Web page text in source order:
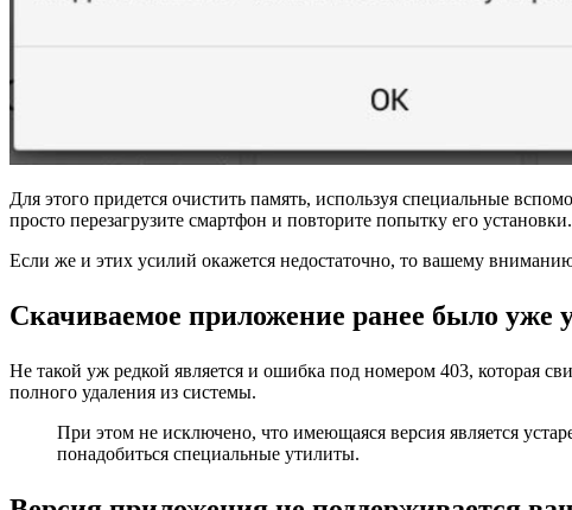
Для этого придется очистить память, используя специальные
просто перезагрузите смартфон и повторите попытку его установки.
Если же и этих усилий окажется недостаточно, то вашему
Скачиваемое приложение ранее было уже
Не такой уж редкой является и ошибка под номером 403, которая
полного удаления из системы.
При этом не исключено, что имеющаяся версия является
понадобиться специальные утилиты.